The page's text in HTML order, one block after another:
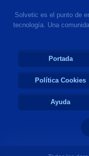
Solvetic es el punto de
tecnología. Una
Portada
Política Cookies
Ayuda